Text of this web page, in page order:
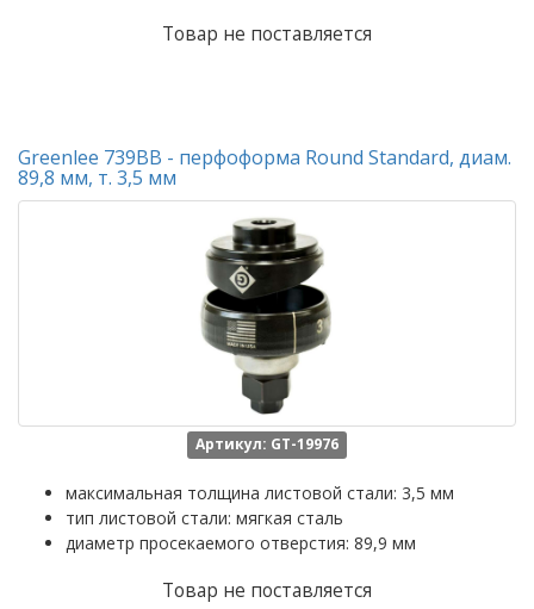
Товар не поставляется
Greenlee 739BB - перфоформа Round Standard, диам.
89,8 мм, т. 3,5 мм
Артикул: GT-19976
максимальная толщина листовой стали: 3,5 мм
тип листовой стали: мягкая сталь
диаметр просекаемого отверстия: 89,9 мм
Товар не поставляется